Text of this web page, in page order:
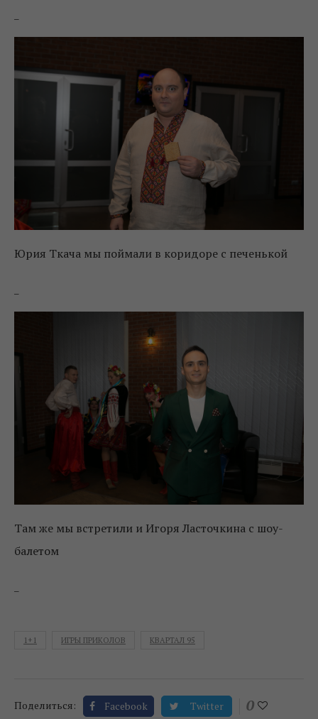
Юрия Ткача мы поймали в коридоре с печенькой
Там же мы встретили и Игоря Ласточкина с шоу-
балетом
1+1 ИГРЫ ПРИКОЛОВ КВАРТАЛ 95
Поделиться: Facebook Twitter 0